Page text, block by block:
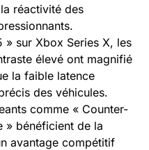
réactivité des
» sur Xbox Series X, les
élevé ont magnifié
la faible latence
des véhicules.
comme « Counter-
» bénéficient de la
avantage compétitif